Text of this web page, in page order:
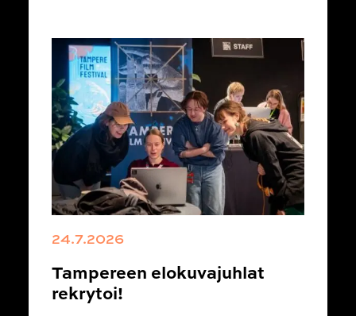
24.7.2026
Tampereen elokuvajuhlat
rekrytoi!